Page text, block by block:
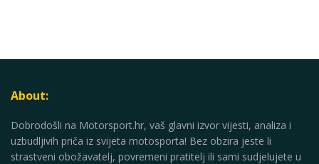
About:
Dobrodošli na Motorsport.hr, vaš glavni izvor vijesti, analiza i
uzbudljivih priča iz svijeta motosporta! Bez obzira jeste li
strastveni obožavatelj, povremeni pratitelj ili sami sudjelujete u